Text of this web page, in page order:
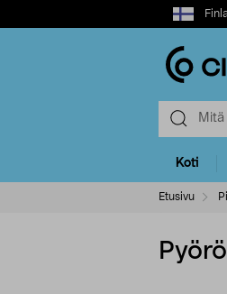
Select
market
Koti
Etusivu